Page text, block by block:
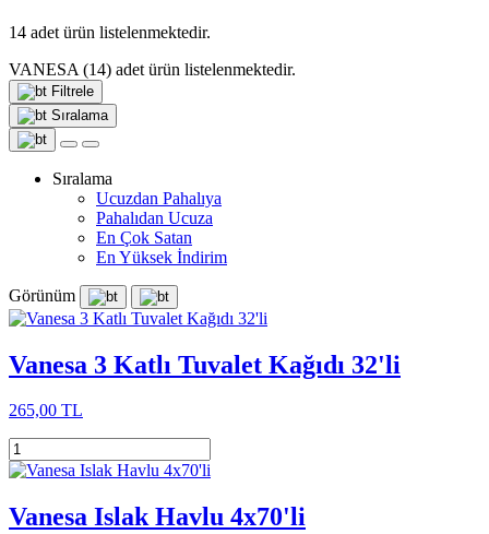
14 adet ürün listelenmektedir.
VANESA (14) adet ürün listelenmektedir.
Filtrele
Sıralama
Sıralama
Ucuzdan Pahalıya
Pahalıdan Ucuza
En Çok Satan
En Yüksek İndirim
Görünüm
Vanesa 3 Katlı Tuvalet Kağıdı 32'li
265,00 TL
Vanesa Islak Havlu 4x70'li